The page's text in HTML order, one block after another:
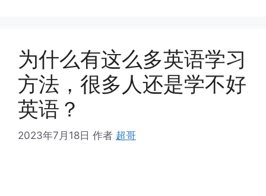
为什么有这么多英语学习
方法，很多人还是学不好
英语？
2023年7月18日 作者 超哥